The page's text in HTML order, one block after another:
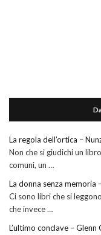
La regola dell’ortica –
Non che si giudichi un
comuni, un …
La donna senza memoria
Ci sono libri che si
che invece …
L’ultimo conclave – Glenn